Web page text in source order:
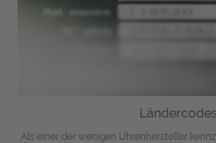
Ländercodes
Als einer der wenigen Uhrenhersteller